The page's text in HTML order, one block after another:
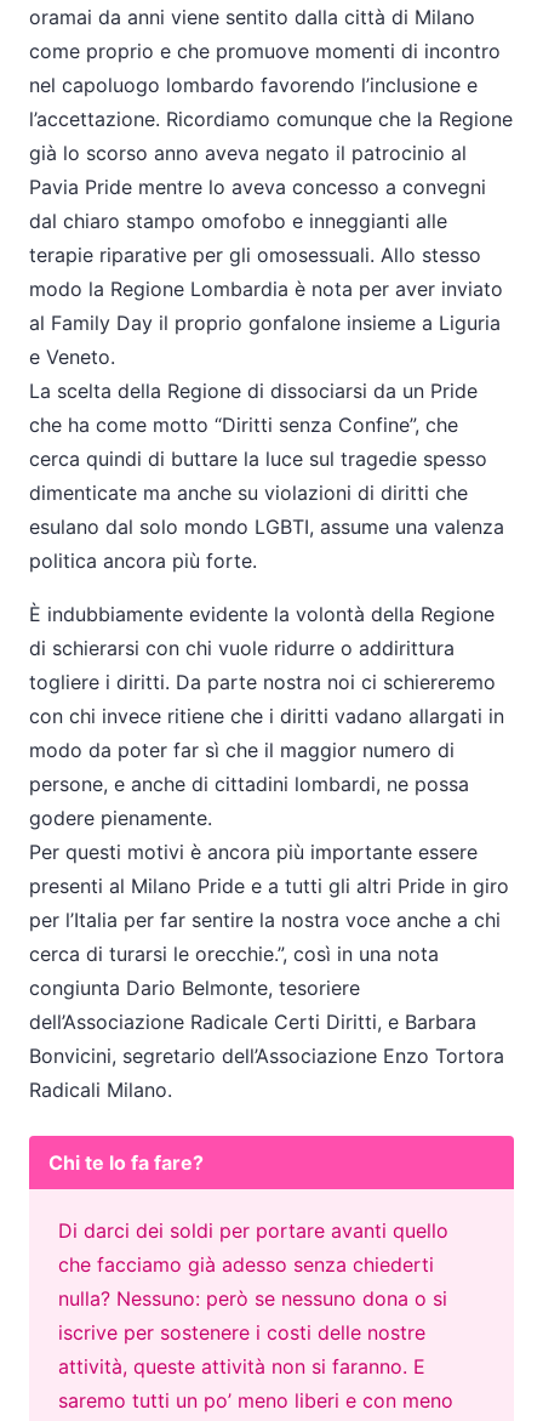
oramai da anni viene sentito dalla città di Milano
come proprio e che promuove momenti di incontro
nel capoluogo lombardo favorendo l’inclusione e
l’accettazione. Ricordiamo comunque che la Regione
già lo scorso anno aveva negato il patrocinio al
Pavia Pride mentre lo aveva concesso a convegni
dal chiaro stampo omofobo e inneggianti alle
terapie riparative per gli omosessuali. Allo stesso
modo la Regione Lombardia è nota per aver inviato
al Family Day il proprio gonfalone insieme a Liguria
e Veneto.
La scelta della Regione di dissociarsi da un Pride
che ha come motto “Diritti senza Confine”, che
cerca quindi di buttare la luce sul tragedie spesso
dimenticate ma anche su violazioni di diritti che
esulano dal solo mondo LGBTI, assume una valenza
politica ancora più forte.
È indubbiamente evidente la volontà della Regione
di schierarsi con chi vuole ridurre o addirittura
togliere i diritti. Da parte nostra noi ci schiereremo
con chi invece ritiene che i diritti vadano allargati in
modo da poter far sì che il maggior numero di
persone, e anche di cittadini lombardi, ne possa
godere pienamente.
Per questi motivi è ancora più importante essere
presenti al Milano Pride e a tutti gli altri Pride in giro
per l’Italia per far sentire la nostra voce anche a chi
cerca di turarsi le orecchie.”, così in una nota
congiunta Dario Belmonte, tesoriere
dell’Associazione Radicale Certi Diritti, e Barbara
Bonvicini, segretario dell’Associazione Enzo Tortora
Radicali Milano.
Chi te lo fa fare?
Di darci dei soldi per portare avanti quello
che facciamo già adesso senza chiederti
nulla? Nessuno: però se nessuno dona o si
iscrive per sostenere i costi delle nostre
attività, queste attività non si faranno. E
saremo tutti un po’ meno liberi e con meno